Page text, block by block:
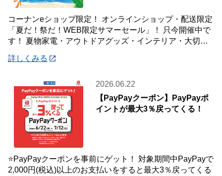
コーナンeショップ限定！ オンラインショップ・配送限定
「夏だ！祭だ！WEB限定サマーセール」！ 只今開催中で
す！ 夏物家電・アウトドアグッズ・インテリア・大切な
詳しくみる
2026.06.22
【PayPayクーポン】PayPayポ
イントが最大3％戻ってくる！
⭐PayPayクーポンを事前にゲット！ 対象期間中PayPayで
2,000円(税込)以上のお支払いをすると最大3％戻ってくる